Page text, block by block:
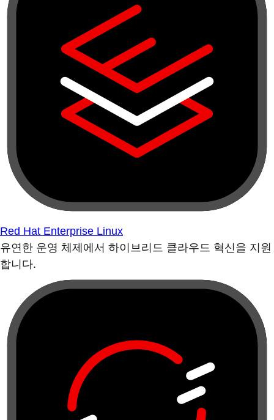
Red Hat Enterprise Linux
유연한 운영 체제에서 하이브리드 클라우드 혁신을 지원
합니다.